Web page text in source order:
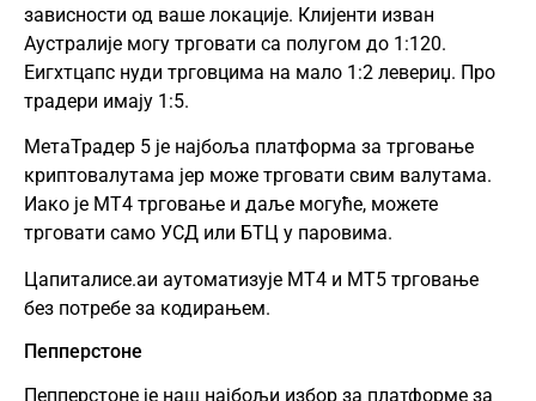
зависности од ваше локације. Клијенти изван
Аустралије могу трговати са полугом до 1:120.
Еигхтцапс нуди трговцима на мало 1:2 левериџ. Про
традери имају 1:5.
МетаТрадер 5 је најбоља платформа за трговање
криптовалутама јер може трговати свим валутама.
Иако је МТ4 трговање и даље могуће, можете
трговати само УСД или БТЦ у паровима.
Цапиталисе.аи аутоматизује МТ4 и МТ5 трговање
без потребе за кодирањем.
Пепперстоне
Пепперстоне је наш најбољи избор за платформе за